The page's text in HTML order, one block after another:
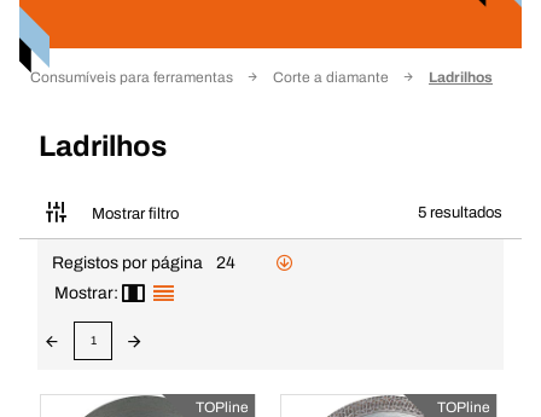
Consumíveis para ferramentas Corte a diamante Ladrilhos
Ladrilhos
Mostrar filtro 5 resultados
Filtro
Registos por página
24
Mostrar:
1
TOPline TOPline